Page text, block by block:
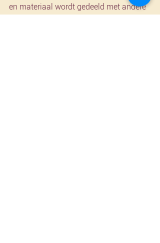
en materiaal wordt gedeeld met andere